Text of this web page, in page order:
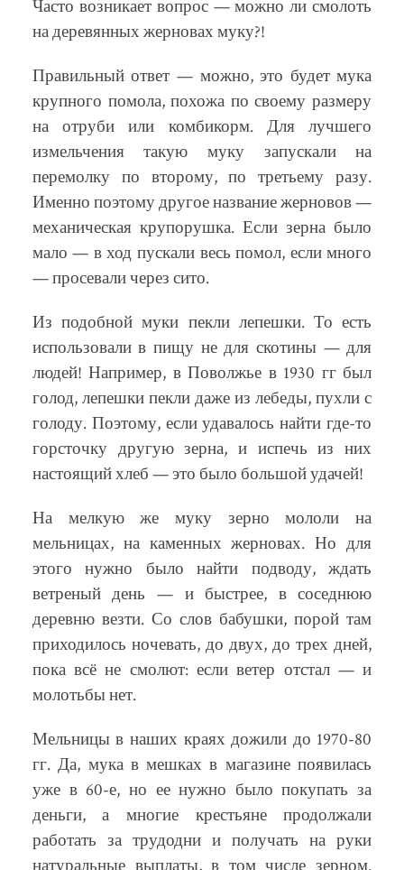
Часто возникает вопрос — можно ли смолоть
на деревянных жерновах муку?!
Правильный ответ — можно, это будет мука
крупного помола, похожа по своему размеру
на отруби или комбикорм. Для лучшего
измельчения такую муку запускали на
перемолку по второму, по третьему разу.
Именно поэтому другое название жерновов —
механическая крупорушка. Если зерна было
мало — в ход пускали весь помол, если много
— просевали через сито.
Из подобной муки пекли лепешки. То есть
использовали в пищу не для скотины — для
людей! Например, в Поволжье в 1930 гг был
голод, лепешки пекли даже из лебеды, пухли с
голоду. Поэтому, если удавалось найти где-то
горсточку другую зерна, и испечь из них
настоящий хлеб — это было большой удачей!
На мелкую же муку зерно мололи на
мельницах, на каменных жерновах. Но для
этого нужно было найти подводу, ждать
ветреный день — и быстрее, в соседнюю
деревню везти. Со слов бабушки, порой там
приходилось ночевать, до двух, до трех дней,
пока всё не смолют: если ветер отстал — и
молотьбы нет.
Мельницы в наших краях дожили до 1970-80
гг. Да, мука в мешках в магазине появилась
уже в 60-е, но ее нужно было покупать за
деньги, а многие крестьяне продолжали
работать за трудодни и получать на руки